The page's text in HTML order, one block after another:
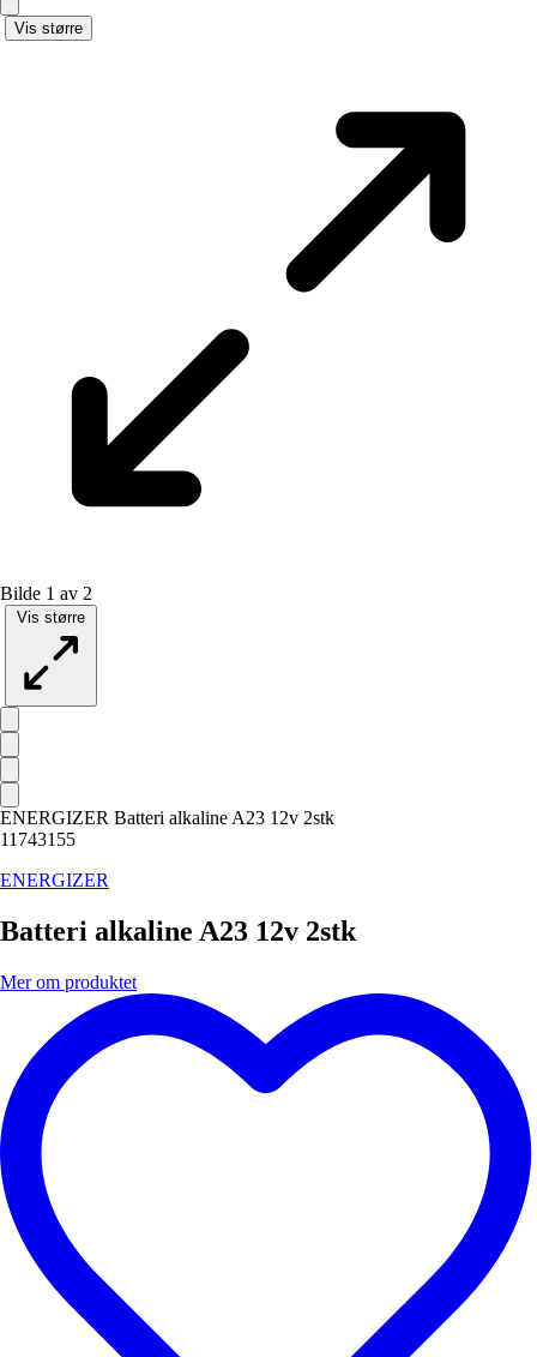
Vis større
Bilde 1 av 2
Vis større
ENERGIZER Batteri alkaline A23 12v 2stk
11743155
ENERGIZER
Batteri alkaline A23 12v 2stk
Mer om produktet